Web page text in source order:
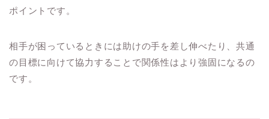
ポイントです。
相手が困っているときには助けの手を差し伸べたり、共通
の目標に向けて協力することで関係性はより強固になるの
です。